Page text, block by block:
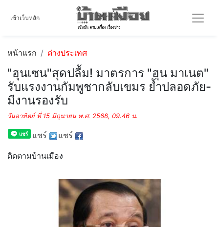
เข้าเว็บหลัก
หน้าแรก ต่างประเทศ
"ฮุนเซน"สุดปลื้ม! มาตรการ "ฮุน มาเนต"
รับแรงงานกัมพูชากลับเขมร ย้ำปลอดภัย-
มีงานรองรับ
วันอาทิตย์ ที่ 15 มิถุนายน พ.ศ. 2568, 09.46 น.
แชร์ แชร์
ติดตามบ้านเมือง